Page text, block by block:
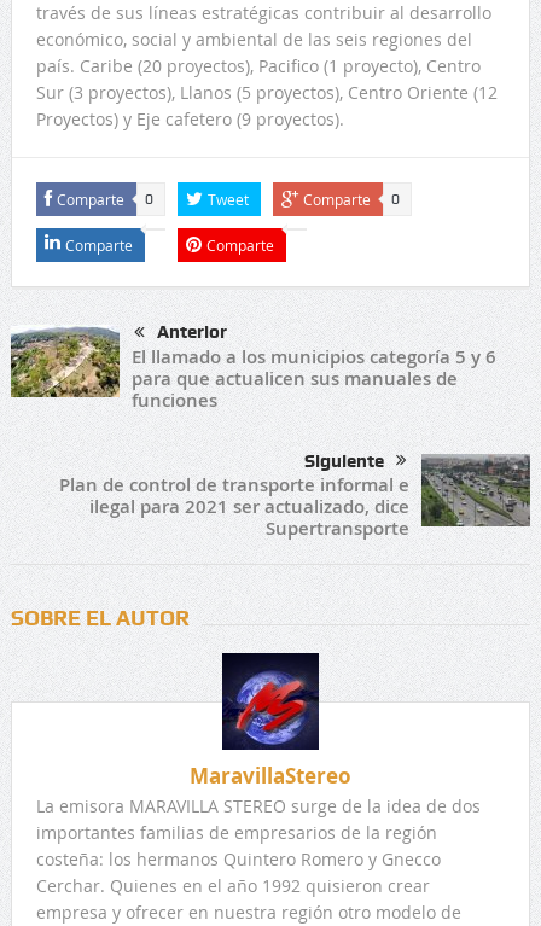
través de sus líneas estratégicas contribuir al desarrollo
económico, social y ambiental de las seis regiones del
país. Caribe (20 proyectos), Pacifico (1 proyecto), Centro
Sur (3 proyectos), Llanos (5 proyectos), Centro Oriente (12
Proyectos) y Eje cafetero (9 proyectos).
Comparte 0 Tweet Comparte 0
Comparte Comparte
Anterior
El llamado a los municipios categoría 5 y 6
para que actualicen sus manuales de
funciones
Siguiente
Plan de control de transporte informal e
ilegal para 2021 ser actualizado, dice
Supertransporte
SOBRE EL AUTOR
MaravillaStereo
La emisora MARAVILLA STEREO surge de la idea de dos
importantes familias de empresarios de la región
costeña: los hermanos Quintero Romero y Gnecco
Cerchar. Quienes en el año 1992 quisieron crear
empresa y ofrecer en nuestra región otro modelo de